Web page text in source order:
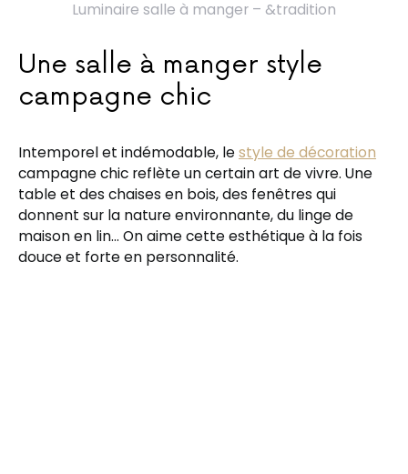
Luminaire salle à manger – &tradition
Une salle à manger style
campagne chic
Intemporel et indémodable, lestyle de décoration
campagne chic reflète un certain art de vivre. Une
table et des chaises en bois, des fenêtres qui
donnent sur la nature environnante, du linge de
maison en lin… On aime cette esthétique à la fois
douce et forte en personnalité.